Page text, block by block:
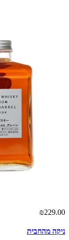
₪229.00
ניקה מהחבית